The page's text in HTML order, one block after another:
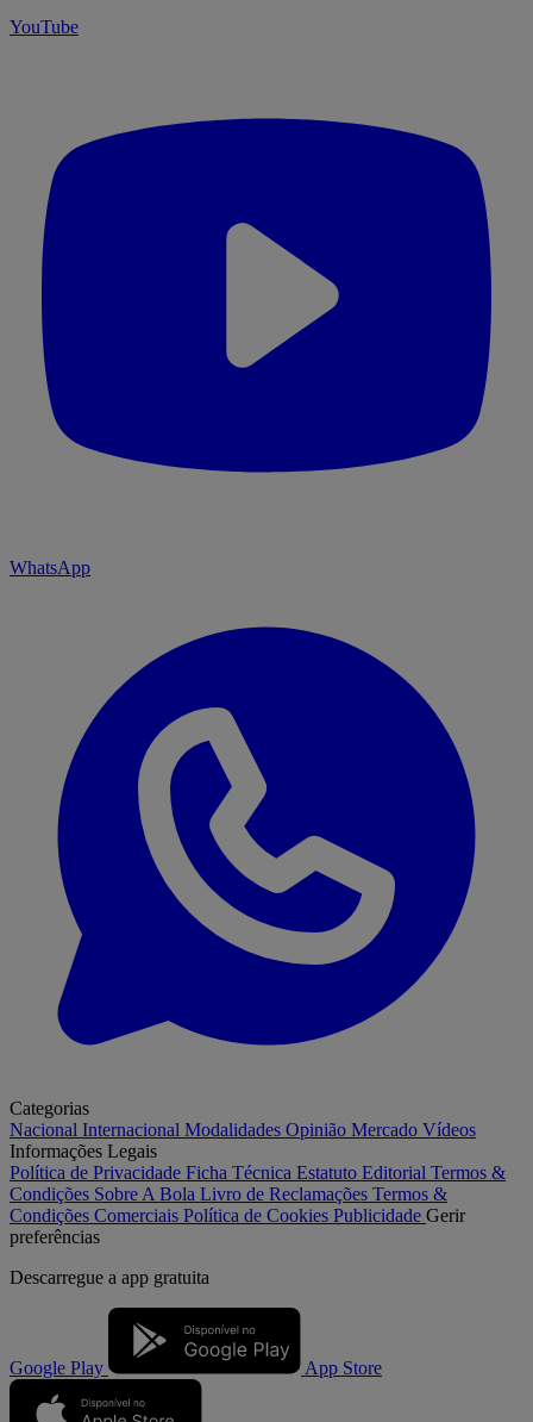
YouTube
WhatsApp
Categorias
Nacional Internacional Modalidades Opinião Mercado Vídeos
Informações Legais
Política de Privacidade Ficha Técnica Estatuto Editorial Termos &
Condições Sobre A Bola Livro de Reclamações Termos &
Condições Comerciais Política de Cookies Publicidade Gerir
preferências
Descarregue a app gratuita
Google Play App Store